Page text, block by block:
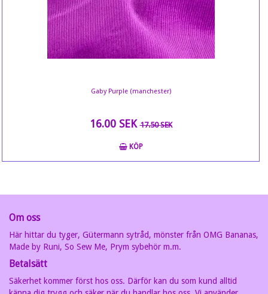
Gaby Purple (manchester)
16.00 SEK17.50 SEK
KÖP
Om oss
Här hittar du tyger, Gütermann sytråd, mönster från OMG Bananas,
Made by Runi, So Sew Me, Prym sybehör m.m.
Betalsätt
Säkerhet kommer först hos oss. Därför kan du som kund alltid